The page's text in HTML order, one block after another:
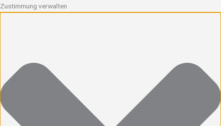
Zustimmung verwalten